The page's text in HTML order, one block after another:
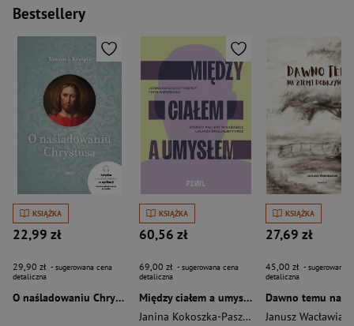
Bestsellery
KSIĄŻKA
22,99 zł
29,90 zł - sugerowana cena
detaliczna
O naśladowaniu Chrystusa wyd. 2026
KSIĄŻKA
60,56 zł
69,00 zł - sugerowana cena
detaliczna
Między ciałem a umysłem
Janina Kokoszka-Paszkot
Piotr Wierzbiński
KSIĄŻKA
27,69 zł
45,00 zł - sugerowana
detaliczna
Janusz Wacławiak